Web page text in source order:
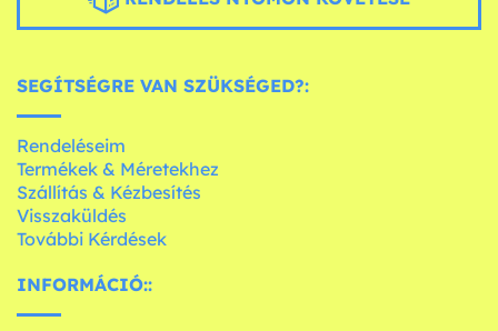
SEGÍTSÉGRE VAN SZÜKSÉGED?:
Rendeléseim
Termékek & Méretekhez
Szállítás & Kézbesítés
Visszaküldés
További Kérdések
INFORMÁCIÓ::